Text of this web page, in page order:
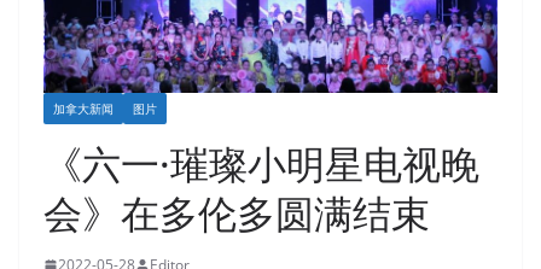
加拿大新闻 图片
《六一·璀璨小明星电视晚
会》在多伦多圆满结束